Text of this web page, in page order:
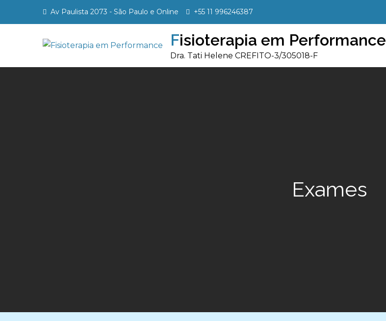
Av Paulista 2073 - São Paulo e Online +55 11 996246387
Fisioterapia em Performance
Dra. Tati Helene CREFITO-3/305018-F
Exames